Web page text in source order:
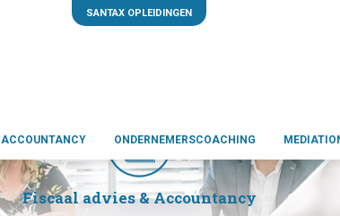
ACCOUNTANCY ONDERNEMERSCOACHING
SANTAX OPLEIDINGEN
Fiscaal advies & Accountancy